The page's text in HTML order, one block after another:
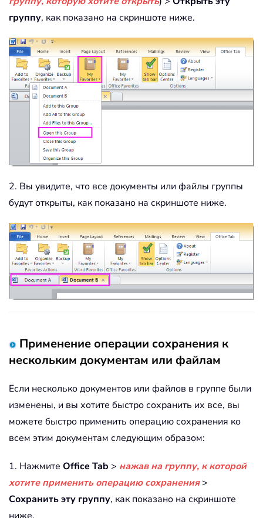
группу, как показано на скриншоте ниже.
2. Вы увидите, что все документы или файлы группы
будут открыты, как показано на скриншоте ниже.
Применение операции сохранения к
нескольким документам или файлам
Если несколько документов или файлов в группе были
изменены, и вы хотите быстро сохранить их все, вы
можете быстро применить операцию сохранения ко
всем этим документам следующим образом:
1. Нажмите Office Tab > нажав на группу, к которой
хотите применить операцию сохранения>
Сохранить эту группу, как показано на скриншоте